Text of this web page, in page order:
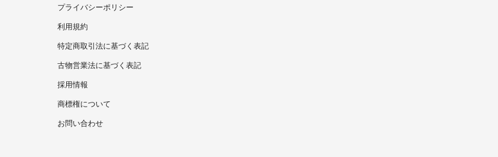
プライバシーポリシー
利用規約
特定商取引法に基づく表記
古物営業法に基づく表記
採用情報
商標権について
お問い合わせ